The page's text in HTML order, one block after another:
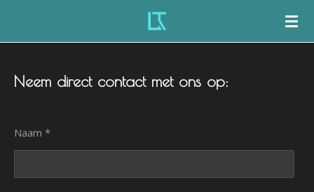
de
hoofdinhoud
Neem direct contact met ons op:
Naam *